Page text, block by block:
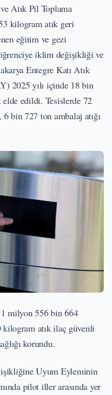
Atık Pil Toplama
kilogram atık geri
eğitim ve gezi
iklim değişikliği ve
Entegre Katı Atık
2025 yılı içinde 18 bin
edildi. Tesislerde 72
bin 727 ton ambalaj atığı
milyon 556 bin 664
atık ilaç güvenli
korundu.
Uyum Eyleminin
pilot iller arasında yer